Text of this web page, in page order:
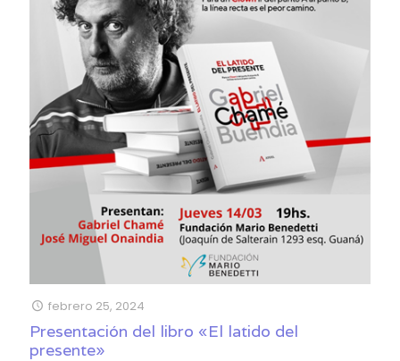
febrero 25, 2024
Presentación del libro «El latido del
presente»